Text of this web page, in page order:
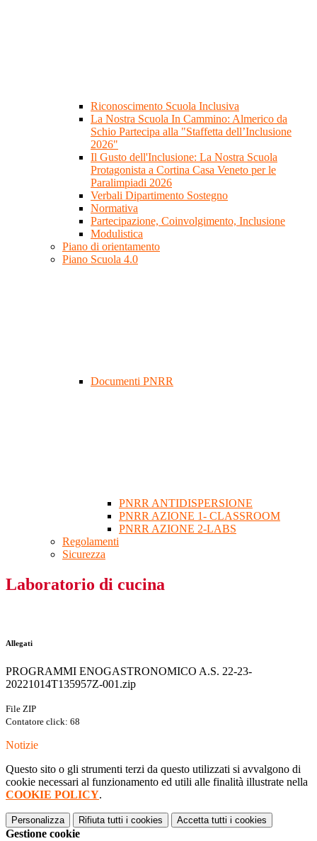
Riconoscimento Scuola Inclusiva
La Nostra Scuola In Cammino: Almerico da
Schio Partecipa alla "Staffetta dell’Inclusione
2026"
Il Gusto dell'Inclusione: La Nostra Scuola
Protagonista a Cortina Casa Veneto per le
Paralimpiadi 2026
Verbali Dipartimento Sostegno
Normativa
Partecipazione, Coinvolgimento, Inclusione
Modulistica
Piano di orientamento
Piano Scuola 4.0
Documenti PNRR
PNRR ANTIDISPERSIONE
PNRR AZIONE 1- CLASSROOM
PNRR AZIONE 2-LABS
Regolamenti
Sicurezza
Laboratorio di cucina
Allegati
PROGRAMMI ENOGASTRONOMICO A.S. 22-23-
20221014T135957Z-001.zip
File ZIP
Contatore click: 68
Notizie
Questo sito o gli strumenti terzi da questo utilizzati si avvalgono di
cookie necessari al funzionamento ed utili alle finalità illustrate nella
COOKIE POLICY.
Personalizza Rifiuta tutti i cookies Accetta tutti i cookies
Gestione cookie